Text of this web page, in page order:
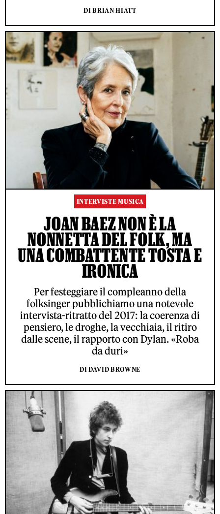
DI BRIAN HIATT
INTERVISTE MUSICA
JOAN BAEZ NON È LA
NONNETTA DEL FOLK, MA
UNA COMBATTENTE TOSTA E
IRONICA
Per festeggiare il compleanno della
folksinger pubblichiamo una notevole
intervista-ritratto del 2017: la coerenza di
pensiero, le droghe, la vecchiaia, il ritiro
dalle scene, il rapporto con Dylan. «Roba
da duri»
DI DAVID BROWNE